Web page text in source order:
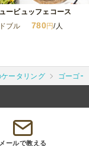
ービュッフェコース
ブル
780円/人
ータリング ゴーゴー
メールで教える